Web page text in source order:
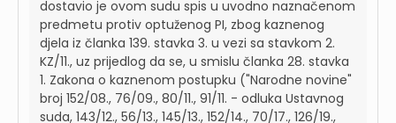
dostavio je ovom sudu spis u uvodno naznačenom
predmetu protiv optuženog PI, zbog kaznenog
djela iz članka 139. stavka 3. u vezi sa stavkom 2.
KZ/11., uz prijedlog da se, u smislu članka 28. stavka
1. Zakona o kaznenom postupku ("Narodne novine"
broj 152/08., 76/09., 80/11., 91/11. - odluka Ustavnog
suda, 143/12., 56/13., 145/13., 152/14., 70/17., 126/19.,